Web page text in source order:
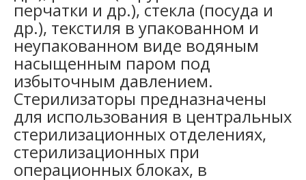
перчатки и др.), стекла (посуда и
др.), текстиля в упакованном и
неупакованном виде водяным
насыщенным паром под
избыточным давлением.
Стерилизаторы предназначены
для использования в центральных
стерилизационных отделениях,
стерилизационных при
операционных блоках, в